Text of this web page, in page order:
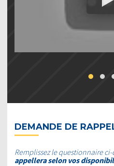
DEMANDE DE
Remplissez le questionnaire
appellera selon vos